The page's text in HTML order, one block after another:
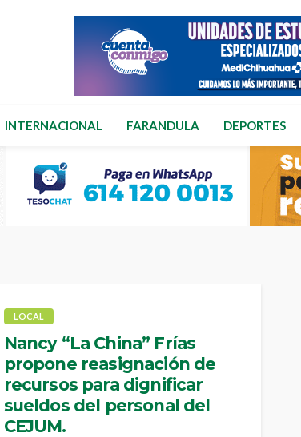
INTERNACIONAL FARANDULA DEPORTES
LOCAL
Nancy “La China” Frías
propone reasignación de
recursos para dignificar
sueldos del personal del
CEJUM.